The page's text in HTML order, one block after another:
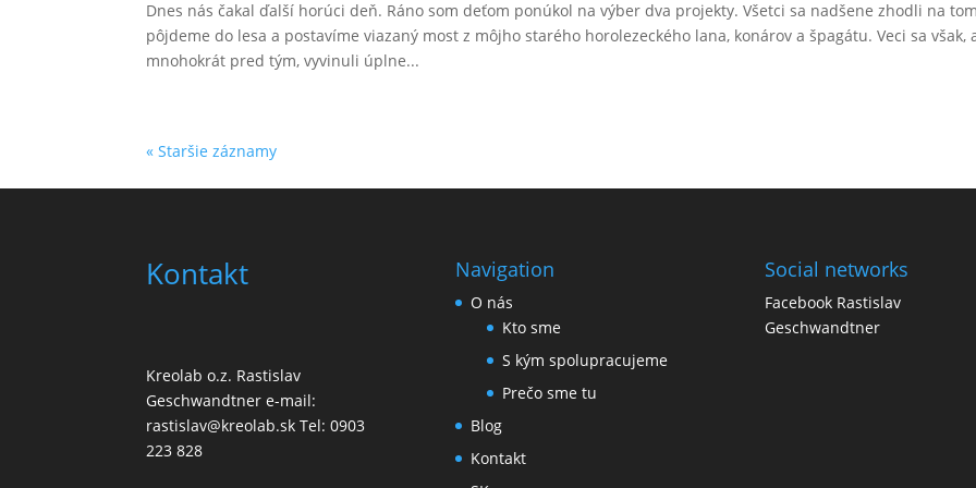
Dnes nás čakal ďalší horúci deň. Ráno som deťom ponúkol na výber dva projekty. Všetci sa nadšene zhodli na
pôjdeme do lesa a postavíme viazaný most z môjho starého horolezeckého lana, konárov a špagátu. Veci sa však,
mnohokrát pred tým, vyvinuli úplne...
« Staršie záznamy
Kontakt
Kreolab o.z. Rastislav
Geschwandtner e-mail:
rastislav@kreolab.sk Tel: 0903
223 828
Navigation
O nás
Kto sme
S kým spolupracujeme
Prečo sme tu
Blog
Kontakt
Social networks
Facebook Rastislav
Geschwandtner